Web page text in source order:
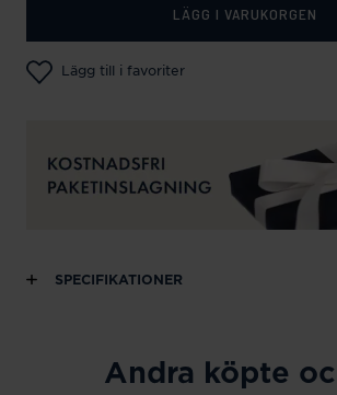
LÄGG I VARUKORGEN
Lägg till i favoriter
SPECIFIKATIONER
Andra köpte